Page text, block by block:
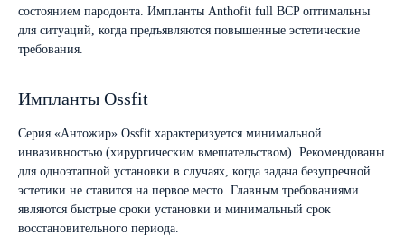
состоянием пародонта. Импланты Anthofit full BCP оптимальны
для ситуаций, когда предъявляются повышенные эстетические
требования.
Импланты Ossfit
Серия «Антожир» Ossfit характеризуется минимальной
инвазивностью (хирургическим вмешательством). Рекомендованы
для одноэтапной установки в случаях, когда задача безупречной
эстетики не ставится на первое место. Главным требованиями
являются быстрые сроки установки и минимальный срок
восстановительного периода.